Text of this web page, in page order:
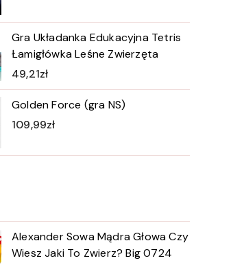
Gra Układanka Edukacyjna Tetris
Łamigłówka Leśne Zwierzęta
49,21zł
Golden Force (gra NS)
109,99zł
Alexander Sowa Mądra Głowa Czy
Wiesz Jaki To Zwierz? Big 0724